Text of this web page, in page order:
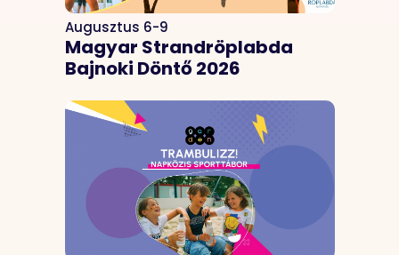
Augusztus 6-9
Magyar Strandröplabda
Bajnoki Döntő 2026